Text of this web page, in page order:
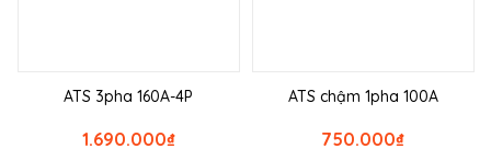
ATS 3pha 160A-4P
₫
1.690.000
ATS chậm 1pha 100A
₫
750.000